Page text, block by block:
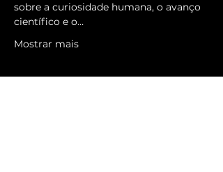
sobre a curiosidade humana, o avanço
científico e o…
Mostrar mais